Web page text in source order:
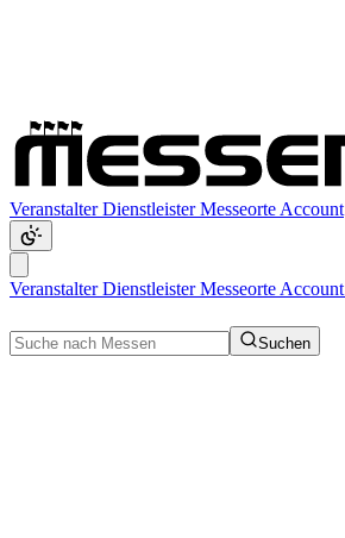
VeranstalterDienstleisterMesseorte Account
VeranstalterDienstleisterMesseorte Account
Suchen